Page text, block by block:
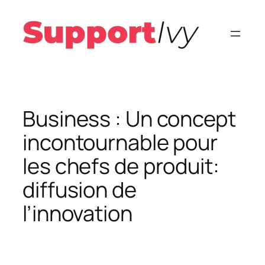
contenu
Business : Un concept
incontournable pour
les chefs de produit:
diffusion de
l’innovation